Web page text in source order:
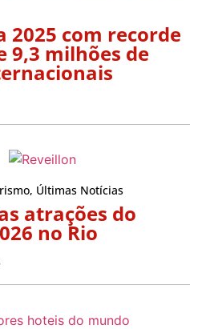
2025 com recorde
9,3 milhões de
, Últimas Notícias
atrações do
no Rio